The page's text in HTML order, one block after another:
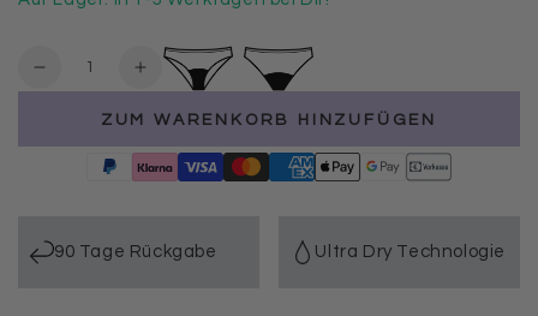
Verringere
Menge
für
Taynie
Erhöhe
Menge
für
3er
Taynie
ZUM WARENKORB HINZUFÜGEN
90 Tage Rückgabe Ultra Dry Technologie